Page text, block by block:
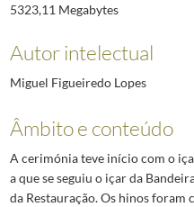
5323,11 Megabytes
Autor intelectual
Miguel Figueiredo Lopes
Âmbito e conteúdo
A cerimónia teve início com o
a que se seguiu o içar da
da Restauração. Os hinos foram